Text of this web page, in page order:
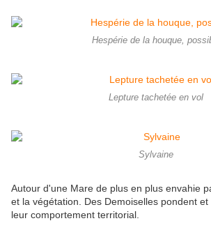
Hespérie de la houque,
Lepture tachetée en vol
Sylvaine
Autour d'une Mare de plus en plus envahie
et la végétation. Des Demoiselles pondent
leur comportement territorial.